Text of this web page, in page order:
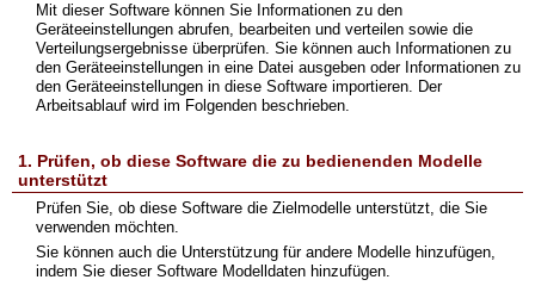
Mit dieser Software können Sie Informationen zu den
Geräteeinstellungen abrufen, bearbeiten und verteilen sowie die
Verteilungsergebnisse überprüfen. Sie können auch Informationen zu
den Geräteeinstellungen in eine Datei ausgeben oder Informationen zu
den Geräteeinstellungen in diese Software importieren. Der
Arbeitsablauf wird im Folgenden beschrieben.
1. Prüfen, ob diese Software die zu bedienenden Modelle
unterstützt
Prüfen Sie, ob diese Software die Zielmodelle unterstützt, die Sie
verwenden möchten.
Sie können auch die Unterstützung für andere Modelle hinzufügen,
indem Sie dieser Software Modelldaten hinzufügen.